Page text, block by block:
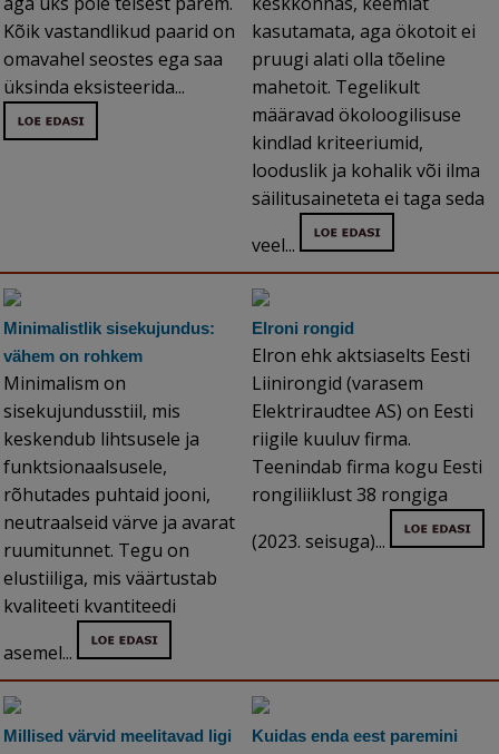
Kõik vastandlikud paarid on
omavahel seostes ega saa
üksinda eksisteerida...
kasutamata, aga ökotoit ei
pruugi alati olla tõeline
mahetoit. Tegelikult
määravad ökoloogilisuse
kindlad kriteeriumid,
looduslik ja kohalik või ilma
säilitusaineteta ei taga seda
veel...
Minimalistlik sisekujundus:
vähem on rohkem
Minimalism on
sisekujundusstiil, mis
keskendub lihtsusele ja
funktsionaalsusele,
rõhutades puhtaid jooni,
neutraalseid värve ja avarat
ruumitunnet. Tegu on
elustiiliga, mis väärtustab
kvaliteeti kvantiteedi
asemel...
Elroni rongid
Elron ehk aktsiaselts Eesti
Liinirongid (varasem
Elektriraudtee AS) on Eesti
riigile kuuluv firma.
Teenindab firma kogu Eesti
rongiliiklust 38 rongiga
(2023. seisuga)...
Millised värvid meelitavad ligi
Kuidas enda eest paremini